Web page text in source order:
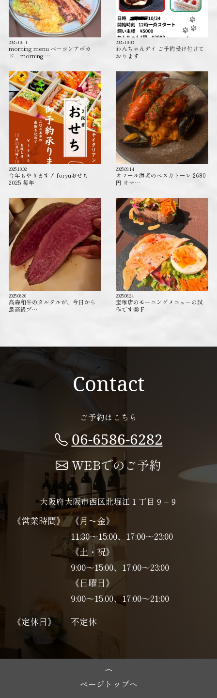
2025.10.11
morning menu ベーコンアボカ
ド morning …
2025.10.03
わんちゃんデイ ご予約受け付けて
おります️
2025.10.02
今年もやります！ foryuおせち
2025 毎年…
2025.09.14
オマール海老のペスカトーレ 2680
円 オマ…
2025.08.30
高森和牛のタルタルが、今日から
最高級ブ…
2025.08.24
宝塚店のモーニングメニューの試
作です🤩 F…
Contact
ご予約はこちら
06-6586-6282
WEBでのご予約
大阪府大阪市西区北堀江１丁目９−９
《営業時間》 《月～金》
11:30～15:00、17:00～23:00
《土・祝》
9:00～15:00、17:00〜23:00
《日曜日》
9:00～15:00、17:00〜21:00
《定休日》
不定休
ページトップへ